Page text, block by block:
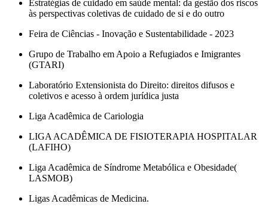
Estratégias de cuidado em saúde mental: da gestão dos riscos
às perspectivas coletivas de cuidado de si e do outro
Feira de Ciências - Inovação e Sustentabilidade - 2023
Grupo de Trabalho em Apoio a Refugiados e Imigrantes
(GTARI)
Laboratório Extensionista do Direito: direitos difusos e
coletivos e acesso à ordem jurídica justa
Liga Acadêmica de Cariologia
LIGA ACADÊMICA DE FISIOTERAPIA HOSPITALAR
(LAFIHO)
Liga Acadêmica de Síndrome Metabólica e Obesidade(
LASMOB)
Ligas Acadêmicas de Medicina.